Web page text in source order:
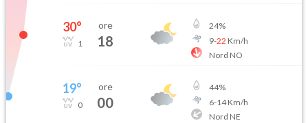
30°
1
ore
18
24%
9-22 Km/h
Nord NO
19°
0
ore
00
44%
6-14Km/h
Nord NE